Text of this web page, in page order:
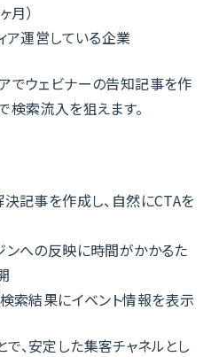
月）
ア運営している企業
でウェビナーの告知記事を作
検索流入を狙えます。
記事を作成し、自然にCTAを
への反映に時間がかかるた
索結果にイベント情報を表示
、安定した集客チャネルとし